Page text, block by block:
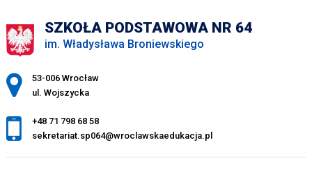
SZKOŁA PODSTAWOWA NR 64
im. Władysława Broniewskiego
Adres pocztowy:
53-006 Wrocław
ul. Wojszycka
+48 71 798 68 58
sekretariat.sp064@wroclawskaedukacja.pl